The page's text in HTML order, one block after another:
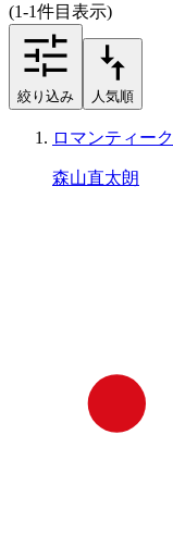
(1-1件目表示)
絞り込み 人気順
ロマンティーク
森山直太朗